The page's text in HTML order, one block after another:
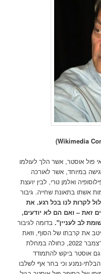
פול אוסטר, אשר הלך לעולמו
במיוחד, אשר לאורכה
ואלמן טרי, לבין יועצת
אשתו בתאונת שחייה. גיבור
לקרות לנו בכל רגע. את
זאת – ואם הם לא יודעים,
לב לעניין". בדומה לגיבור
את קרבתו של הסוף, וזאת
לאחר שאובחן כשנה וחצי קודם לכן, בדצמבר 2022, כחולה במחלת
אוסטר ביקש להתמודד
נמנע וכי בחר אף לשלבו